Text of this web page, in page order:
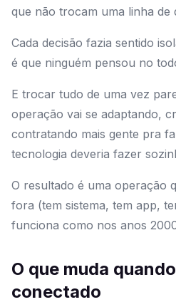
que não trocam uma linha de
Cada decisão fazia sentido
é que ninguém pensou no
E trocar tudo de uma vez
operação vai se adaptando,
contratando mais gente pra
tecnologia deveria fazer
O resultado é uma operação
fora (tem sistema, tem app,
funciona como nos anos
O que muda
conectado